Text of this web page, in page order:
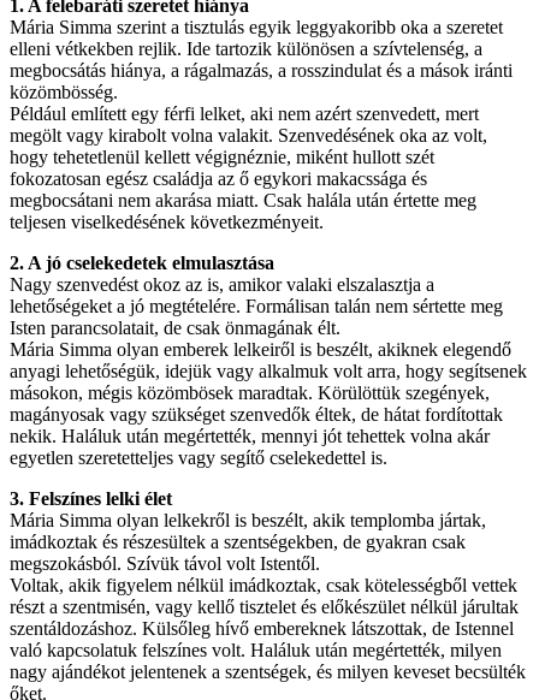
1. A felebaráti szeretet hiánya
Mária Simma szerint a tisztulás egyik leggyakoribb oka a szeretet
elleni vétkekben rejlik. Ide tartozik különösen a szívtelenség, a
megbocsátás hiánya, a rágalmazás, a rosszindulat és a mások iránti
közömbösség.
Például említett egy férfi lelket, aki nem azért szenvedett, mert
megölt vagy kirabolt volna valakit. Szenvedésének oka az volt,
hogy tehetetlenül kellett végignéznie, miként hullott szét
fokozatosan egész családja az ő egykori makacssága és
megbocsátani nem akarása miatt. Csak halála után értette meg
teljesen viselkedésének következményeit.
2. A jó cselekedetek elmulasztása
Nagy szenvedést okoz az is, amikor valaki elszalasztja a
lehetőségeket a jó megtételére. Formálisan talán nem sértette meg
Isten parancsolatait, de csak önmagának élt.
Mária Simma olyan emberek lelkeiről is beszélt, akiknek elegendő
anyagi lehetőségük, idejük vagy alkalmuk volt arra, hogy segítsenek
másokon, mégis közömbösek maradtak. Körülöttük szegények,
magányosak vagy szükséget szenvedők éltek, de hátat fordítottak
nekik. Haláluk után megértették, mennyi jót tehettek volna akár
egyetlen szeretetteljes vagy segítő cselekedettel is.
3. Felszínes lelki élet
Mária Simma olyan lelkekről is beszélt, akik templomba jártak,
imádkoztak és részesültek a szentségekben, de gyakran csak
megszokásból. Szívük távol volt Istentől.
Voltak, akik figyelem nélkül imádkoztak, csak kötelességből vettek
részt a szentmisén, vagy kellő tisztelet és előkészület nélkül járultak
szentáldozáshoz. Külsőleg hívő embereknek látszottak, de Istennel
való kapcsolatuk felszínes volt. Haláluk után megértették, milyen
nagy ajándékot jelentenek a szentségek, és milyen keveset becsülték
őket.